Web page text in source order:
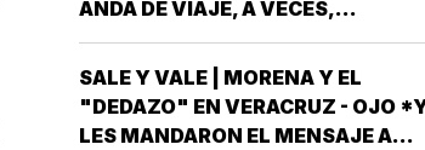
ANDA DE VIAJE, A VECES,
CIRCUNSTANCIALMENTE,
COSAS QUE NO LLEVABAS
*ME HAN OCURRIDO ALGUNAS
OCASIONES *AHORA REMEMORO
SALE Y VALE | MORENA Y EL
"DEDAZO" EN VERACRUZ - OJO
LES MANDARON EL MENSAJE A